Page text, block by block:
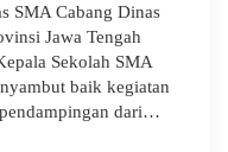
SMA Cabang Dinas
Jawa Tengah
Sekolah SMA
baik kegiatan
dari…